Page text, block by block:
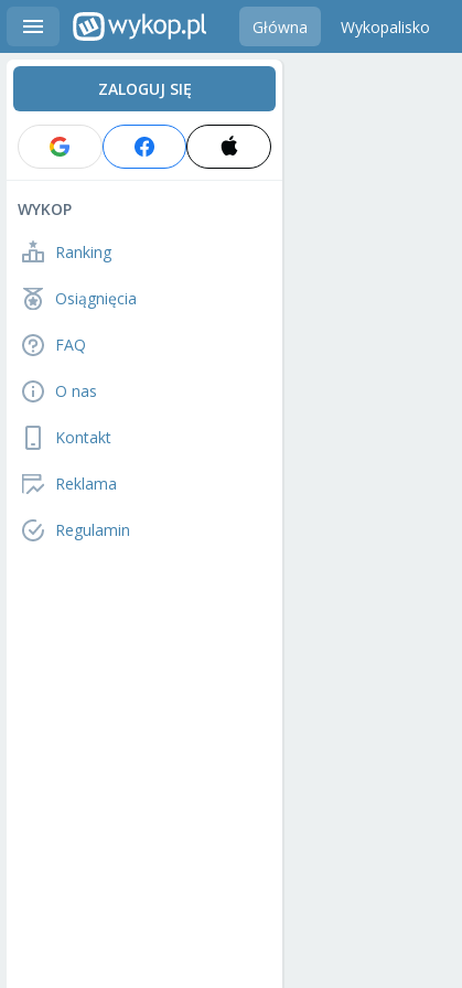
Główna Wykopalisko
ZALOGUJ SIĘ
WYKOP
Ranking
Osiągnięcia
FAQ
O nas
Kontakt
Reklama
Regulamin